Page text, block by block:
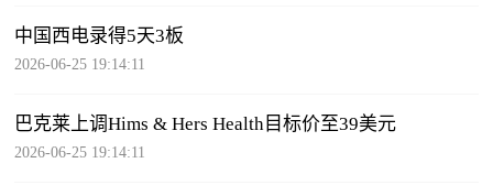
中国西电录得5天3板
2026-06-25 19:14:11
巴克莱上调Hims & Hers Health目标价至39美元
2026-06-25 19:14:11